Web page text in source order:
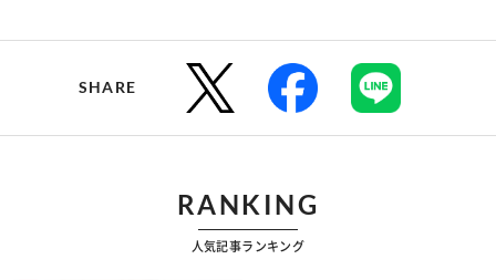
SHARE
RANKING
人気記事ランキング